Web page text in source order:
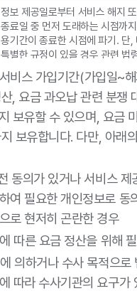
정보 제공일로부터 서비스 해지
종료일 중 먼저 도래하는 시점까
용기간이 종료한 시점에 파기. 단,
특별한 규정이 있을 경우 관련 법
한국인터넷진흥원
번호도용문자차단서비스(이용자
휴대폰번호
서비스 제공기간
한국인터넷진흥원
스팸 신고 및 차단, 스팸 밠송으로
인 등
(휴대)전화번호, 스팸 발신번호, 스
비스 가입기간(가입일~
, 요금 과오납 관련 분쟁
보유할 수 있으며, 요금
보유합니다. 다만, 아래
동의가 있거나 서비스 제
여 필요한 개인정보로 동
로 현저히 곤란한 경우
따른 요금 정산을 위해
의하거나 수사 목적으로
따라 수사기관의 요구가